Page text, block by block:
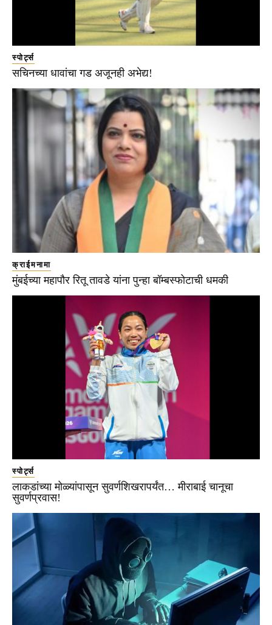
स्पोर्ट्स
सचिनच्या धावांचा गड अजूनही अभेद्य!
क्राईमनामा
मुंबईच्या महापौर रितू तावडे यांना पुन्हा बॉम्बस्फोटाची धमकी
स्पोर्ट्स
लाकडांच्या मोळ्यांपासून सुवर्णशिखरापर्यंत… मीराबाई चानूचा
सुवर्णप्रवास!